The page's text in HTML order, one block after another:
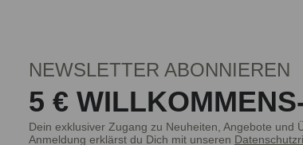
NEWSLETTER ABONNIEREN
5 €
Dein exklusiver Zugang zu Neuheiten, Angebote und
Anmeldung erklärst du Dich mit unseren